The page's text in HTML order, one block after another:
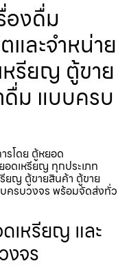
องดื่ม​
ละจำหน่าย
รียญ ตู้ขาย
ม แบบครบ
รโดย ตู้หยอด
ดเหรียญ ทุกประเภท
ยญ ตู้ขายสินค้า ตู้ขาย
ครบวงจร พร้อมจัดส่งทั่ว
เหรียญ และ
งจร